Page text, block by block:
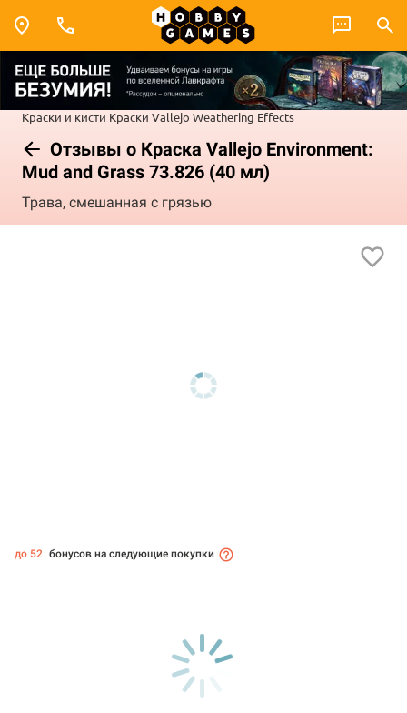
Краски и кисти Краски Vallejo Weathering Effects
Отзывы о Краска Vallejo Environment:
Mud and Grass 73.826 (40 мл)
Трава, смешанная с грязью
до 52 бонусов на следующие покупки